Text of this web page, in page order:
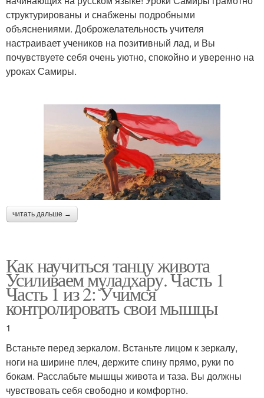
структурированы и снабжены подробными
объяснениями. Доброжелательность учителя
настраивает учеников на позитивный лад, и Вы
почувствуете себя очень уютно, спокойно и уверенно на
уроках Самиры.
читать дальше →
Как научиться танцу живота
Усиливаем муладхару. Часть 1
Часть 1 из 2: Учимся
контролировать свои мышцы
1
Встаньте перед зеркалом. Встаньте лицом к зеркалу,
ноги на ширине плеч, держите спину прямо, руки по
бокам. Расслабьте мышцы живота и таза. Вы должны
чувствовать себя свободно и комфортно.